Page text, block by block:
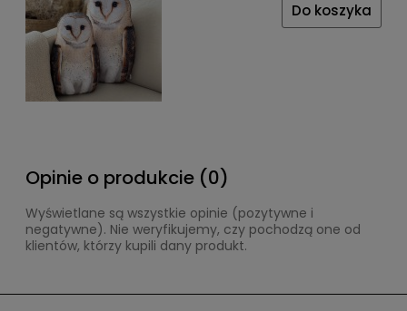
Do koszyka
Opinie o produkcie (0)
Wyświetlane są wszystkie opinie (pozytywne i
negatywne). Nie weryfikujemy, czy pochodzą one od
klientów, którzy kupili dany produkt.